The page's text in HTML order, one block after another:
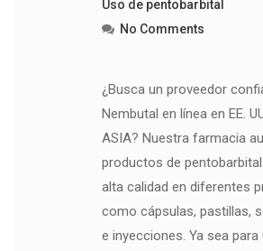
Uso de pentobarbital
No Comments
¿Busca un proveedor
Nembutal en línea en EE.
ASIA? Nuestra farmacia
productos de
alta calidad en diferentes
como cápsulas, pastillas,
e inyecciones. Ya sea